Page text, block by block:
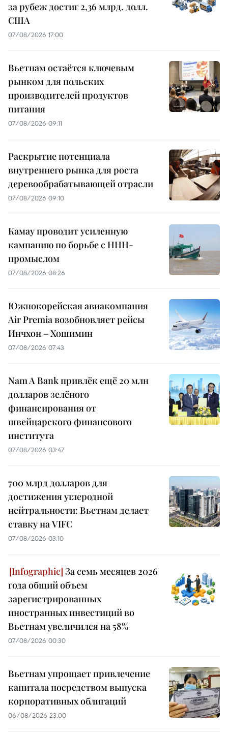
за рубеж достиг 2,36 млрд. долл.
США
07/08/2026 17:00
Вьетнам остаётся ключевым
рынком для польских
производителей продуктов
питания
07/08/2026 09:11
Раскрытие потенциала
внутреннего рынка для роста
деревообрабатывающей отрасли
07/08/2026 09:10
Камау проводит усиленную
кампанию по борьбе с ННН-
промыслом
07/08/2026 08:26
Южнокорейская авиакомпания
Air Premia возобновляет рейсы
Инчхон – Хошимин
07/08/2026 07:43
Nam A Bank привлёк ещё 20 млн
долларов зелёного
финансирования от
швейцарского финансового
института
07/08/2026 03:47
700 млрд долларов для
достижения углеродной
нейтральности: Вьетнам делает
ставку на VIFC
07/08/2026 03:10
За семь месяцев 2026
года общий объем
зарегистрированных
иностранных инвестиций во
Вьетнам увеличился на 58%
07/08/2026 00:30
Вьетнам упрощает привлечение
капитала посредством выпуска
корпоративных облигаций
06/08/2026 23:00